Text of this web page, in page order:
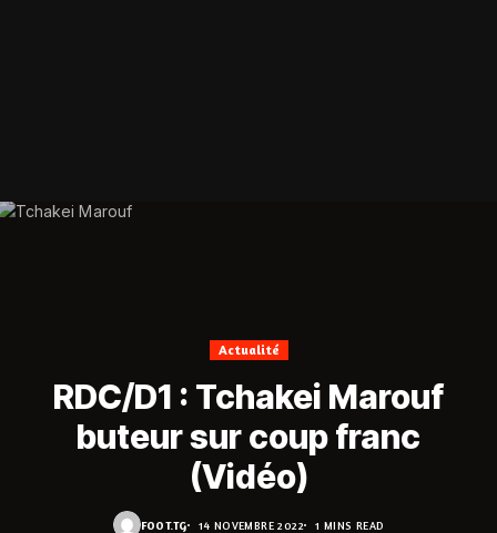
Actualité
RDC/D1 : Tchakei Marouf
buteur sur coup franc
(Vidéo)
FOOT.TG 14 NOVEMBRE 2022 1 MINS READ